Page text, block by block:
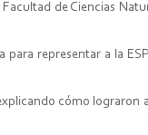
de Ciencias
representar a la
cómo lograron